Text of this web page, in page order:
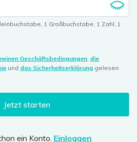
, 1 Großbuchstabe, 1 Zahl, 1
Geschäftsbedingungen, die
und das Sicherheitserklärung gelesen
Jetzt starten
ein Konto. Einloggen